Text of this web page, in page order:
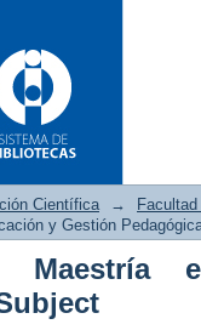
en
Científica →
y Gestión
Maestría